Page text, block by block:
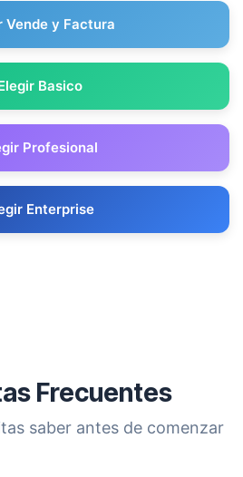
Vende y Factura
Basico
Profesional
Enterprise
Frecuentes
saber antes de comenzar